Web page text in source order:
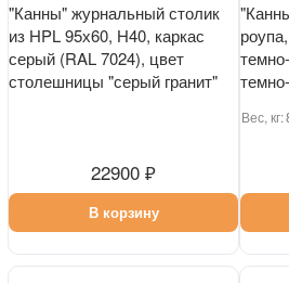
"Канны" журнальный столик
из HPL 95х60, H40, каркас
серый (RAL 7024), цвет
столешницы "серый гранит"
22900 ₽
В корзину
Вес, кг: